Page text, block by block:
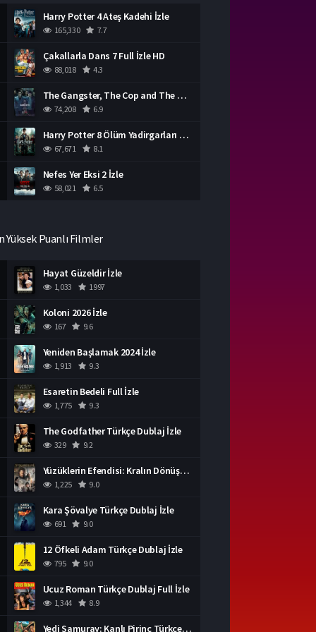
Harry Potter 4 Ateş Kadehi İzle
165,330 7.7
Çakallarla Dans 7 Full İzle HD
88,018 4.3
The Gangster, The Cop and The Devil Türkçe Dublaj İzle
74,208 6.9
Harry Potter 8 Ölüm Yadirgarları Bölüm 2 İzle
67,671 8.1
Nefes Yer Eksi 2 İzle
58,021 6.5
Yüksek Puanlı Filmler
Hayat Güzeldir İzle
1,033 1997
Koloni 2026 İzle
167 9.6
Yeniden Başlamak 2024 İzle
1,913 9.3
Esaretin Bedeli Full İzle
1,775 9.3
The Godfather Türkçe Dublaj İzle
329 9.2
Yüzüklerin Efendisi: Kralın Dönüşü İzle
1,225 9.0
Kara Şövalye Türkçe Dublaj İzle
691 9.0
12 Öfkeli Adam Türkçe Dublaj İzle
795 9.0
Ucuz Roman Türkçe Dublaj Full İzle
1,344 8.9
Yedi Samuray: Kanlı Pirinç Türkçe Dublaj İzle